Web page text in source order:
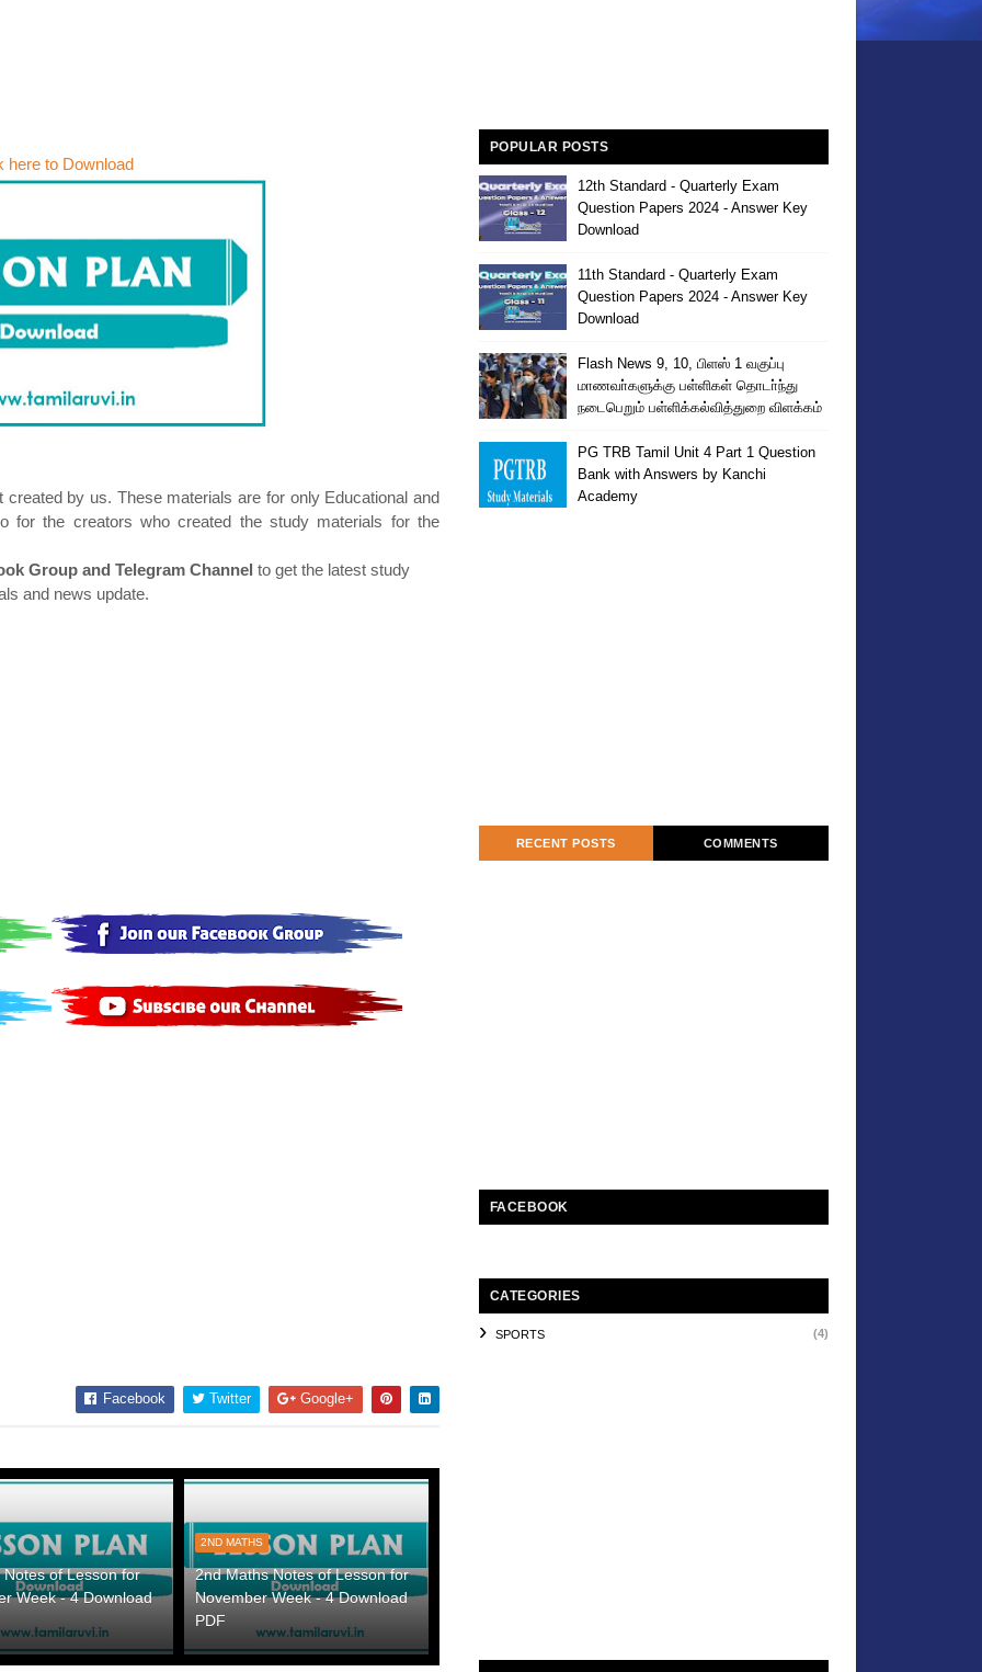
here to Download
by us. These materials are for only Educational and
for the creators who created the study materials for the
Group and Telegram Channel to get the latest study
and news update.
Facebook Twitter Google+
Notes of Lesson for
Week - 4 Download
2ND MATHS
2nd Maths Notes of Lesson for
November Week - 4 Download
PDF
POPULAR POSTS
12th Standard - Quarterly Exam
Question Papers 2024 - Answer Key
Download
11th Standard - Quarterly Exam
Question Papers 2024 - Answer Key
Download
Flash News 9, 10, பிளஸ் 1 வகுப்பு
மாணவா்களுக்கு பள்ளிகள் தொடா்ந்து
நடைபெறும் பள்ளிக்கல்வித்துறை விளக்கம்
PG TRB Tamil Unit 4 Part 1 Question
Bank with Answers by Kanchi
Academy
RECENT POSTS COMMENTS
FACEBOOK
CATEGORIES
SPORTS (4)